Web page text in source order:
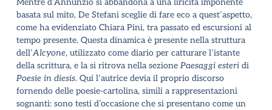
basata sul mito, De Stefani sceglie di fare eco a quest’aspetto,
come ha evidenziato Chiara Pini, tra passato ed escursioni al
tempo presente. Questa dinamica è presente nella struttura
dell’Alcyone, utilizzato come diario per catturare l’istante
della scrittura, e la si ritrova nella sezione Paesaggi esteridi
Poesie in diesis. Qui l’autrice devia il proprio discorso
fornendo delle poesie-cartolina, simili a rappresentazioni
sognanti: sono testi d’occasione che si presentano come un